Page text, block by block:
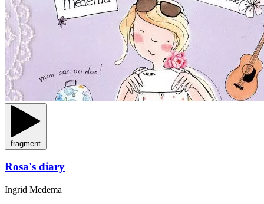
fragment
Rosa's diary
Ingrid Medema